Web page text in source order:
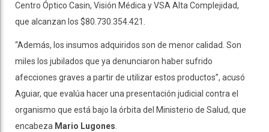
Centro Óptico Casin, Visión Médica y VSA Alta Complejidad,
que alcanzan los $80.730.354.421.
“Además, los insumos adquiridos son de menor calidad. Son
miles los jubilados que ya denunciaron haber sufrido
afecciones graves a partir de utilizar estos productos”, acusó
Aguiar, que evalúa hacer una presentación judicial contra el
organismo que está bajo la órbita del Ministerio de Salud, que
encabeza Mario Lugones.